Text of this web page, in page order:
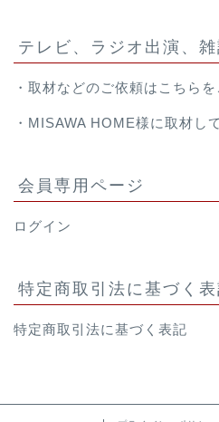
テレビ、ラジオ出演、
・取材などのご依頼は こちら
・ MISAWA HOME様に取材し
会員専用ページ
ログイン
特定商取引法に基づく
特定商取引法に基づく表記